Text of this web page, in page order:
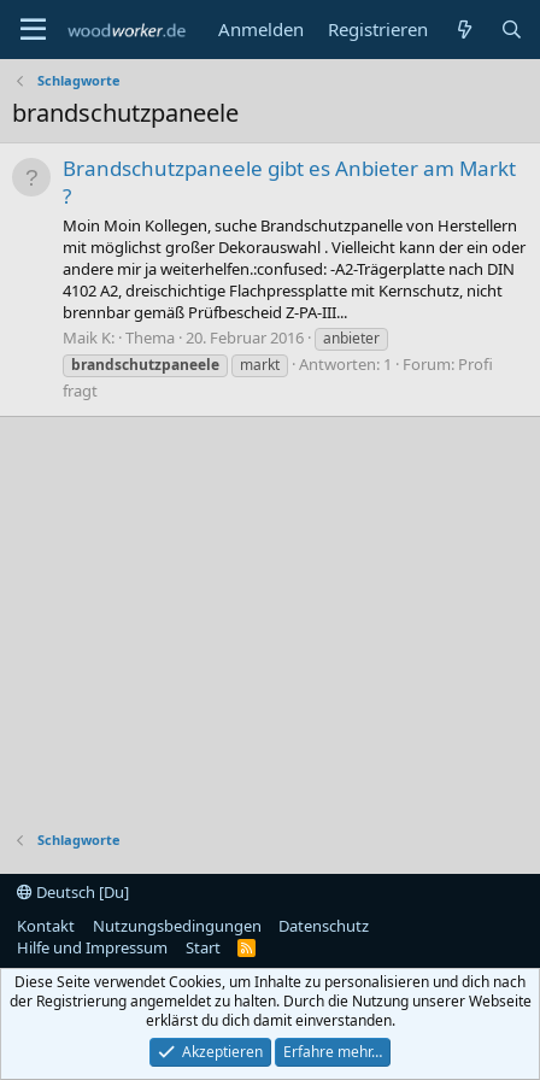
Anmelden Registrieren
Schlagworte
brandschutzpaneele
Brandschutzpaneele gibt es Anbieter am Markt
?
Moin Moin Kollegen, suche Brandschutzpanelle von Herstellern
mit möglichst großer Dekorauswahl . Vielleicht kann der ein oder
andere mir ja weiterhelfen.:confused: -A2-Trägerplatte nach DIN
4102 A2, dreischichtige Flachpressplatte mit Kernschutz, nicht
brennbar gemäß Prüfbescheid Z-PA-III...
Maik K: Thema 20. Februar 2016
anbieter
brandschutzpaneele
markt Antworten: 1 Forum: Profi
fragt
Schlagworte
Deutsch [Du]
Kontakt
Nutzungsbedingungen
Datenschutz
Hilfe und Impressum
Start
R
S
Diese Seite verwendet Cookies, um Inhalte zu personalisieren und dich nach
der Registrierung angemeldet zu halten. Durch die Nutzung unserer Webseite
erklärst du dich damit einverstanden.
Akzeptieren
Erfahre mehr…